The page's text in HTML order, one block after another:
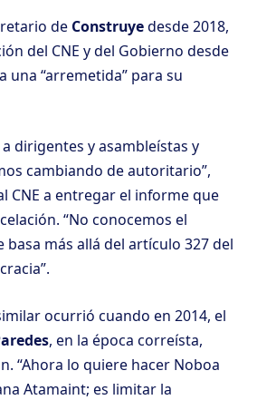
de Construyedesde 2018,
del CNE y del Gobierno desde
una “arremetida” para su
dirigentes y asambleístas y
cambiando de autoritario”,
CNE a entregar el informe que
“No conocemos el
basa más allá del artículo 327 del
ocurrió cuando en 2014, el
, en la época correísta,
“Ahora lo quiere hacer Noboa
Atamaint; es limitar la